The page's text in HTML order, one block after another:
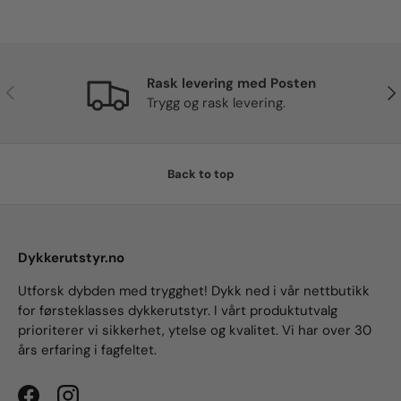
Previous
Rask levering med Posten
Trygg og rask levering.
Back to top
Dykkerutstyr.no
Utforsk dybden med trygghet! Dykk ned i vår nettbutikk
for førsteklasses dykkerutstyr. I vårt produktutvalg
prioriterer vi sikkerhet, ytelse og kvalitet. Vi har over 30
års erfaring i fagfeltet.